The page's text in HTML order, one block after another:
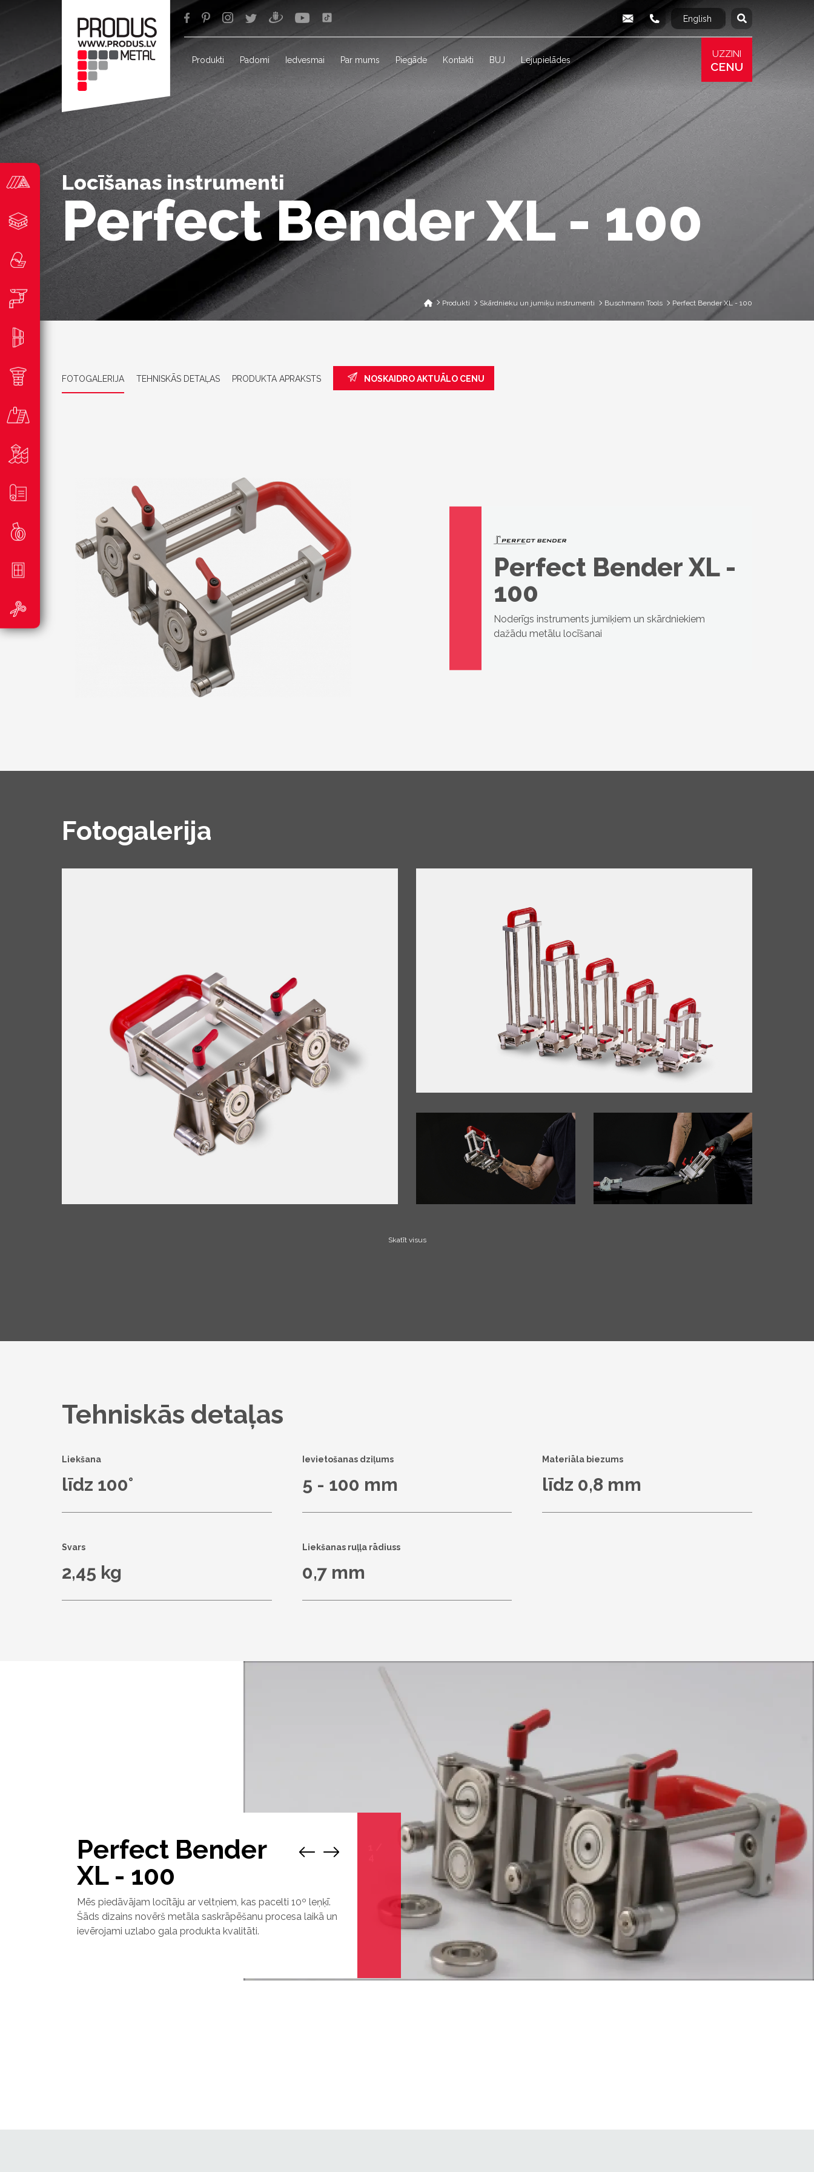
info@produs.lv
277 03 577 277 68 177
English Русский
Produkti Padomi Iedvesmai Par mums Piegāde Kontakti BUJ Lejupielādes
UZZINI
CENU
Locīšanas instrumenti
Perfect Bender XL - 100
Produkti Skārdnieku un jumiķu instrumenti Buschmann Tools Perfect Bender XL - 100
FOTOGALERIJA TEHNISKĀS DETAĻAS PRODUKTA APRAKSTS NOSKAIDRO AKTUĀLO CENU
Perfect Bender XL -
100
Noderīgs instruments jumiķiem un skārdniekiem
dažādu metālu locīšanai
Fotogalerija
Skatīt visus
Tehniskās detaļas
Liekšana
līdz 100°
Ievietošanas dziļums
5 - 100 mm
Materiāla biezums
līdz 0,8 mm
Svars
2,45 kg
Liekšanas ruļļa rādiuss
0,7 mm
Perfect Bender
XL - 100
Mēs piedāvājam locītāju ar veltņiem, kas pacelti 10º leņķī.
Šāds dizains novērš metāla saskrāpēšanu procesa laikā un
ievērojami uzlabo gala produkta kvalitāti.